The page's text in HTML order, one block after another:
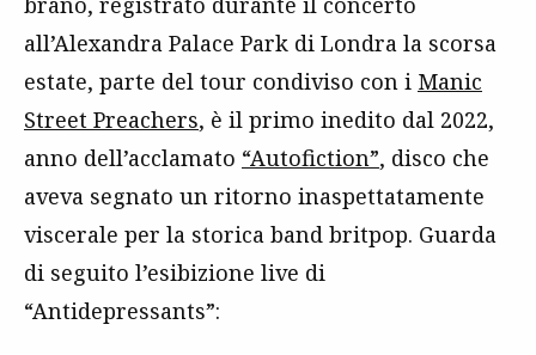
all’Alexandra Palace Park di Londra la scorsa
estate, parte del tour condiviso con i Manic
Street Preachers, è il primo inedito dal 2022,
anno dell’acclamato “Autofiction”, disco che
aveva segnato un ritorno inaspettatamente
viscerale per la storica band britpop. Guarda
di seguito l’esibizione live di
“Antidepressants”: